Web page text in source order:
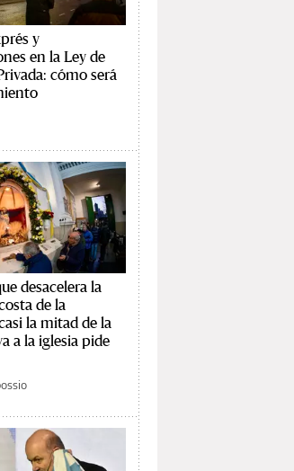
y
en la Ley de
cómo será
desacelera la
de la
la mitad de la
a la iglesia pide